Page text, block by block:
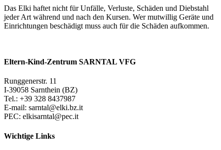
Das Elki haftet nicht für Unfälle, Verluste, Schäden und Diebstahl
jeder Art während und nach den Kursen. Wer mutwillig Geräte und
Einrichtungen beschädigt muss auch für die Schäden aufkommen.
Eltern-Kind-Zentrum SARNTAL VFG
Runggenerstr. 11
I-39058 Sarnthein (BZ)
Tel.: +39 328 8437987
E-mail: sarntal@elki.bz.it
PEC: elkisarntal@pec.it
Wichtige Links